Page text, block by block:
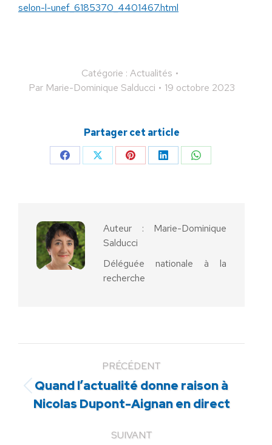
selon-l-unef_6185370_4401467.html
Catégorie : Actualités
Par Marie-Dominique Salducci 19 octobre 2023
Partager cet article
PartagerPartagerPartagerPartagerPartager
Auteur : Marie-Dominique
Salducci
Déléguée nationale à la
recherche
PRÉCÉDENT
Article
précédent
Quand l’actualité donne raison à
Nicolas Dupont-Aignan en direct
SUIVANT